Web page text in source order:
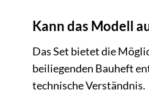
Kann das Modell
Das Set bietet die
beiliegenden Bauheft
technische Verständnis.